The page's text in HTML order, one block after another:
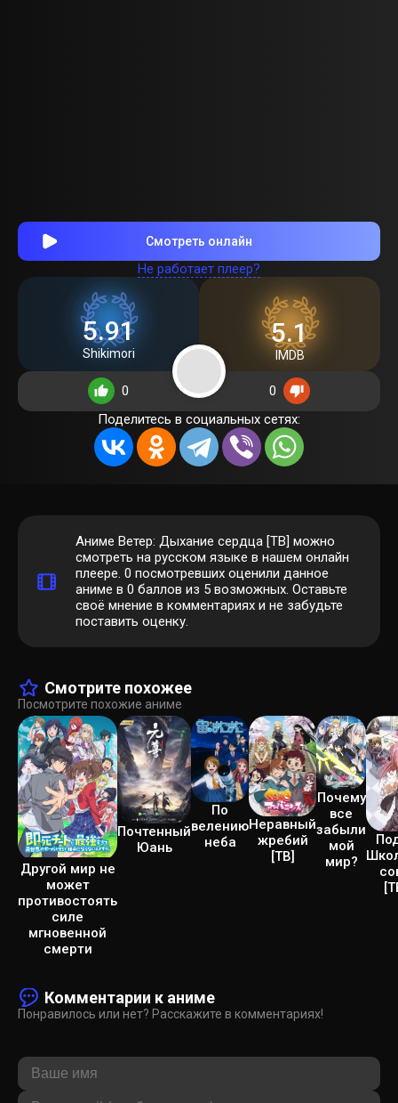
Смотреть онлайн
Не работает плеер?
5.91
Shikimori
5.1
IMDB
0
0
Поделитесь в социальных сетях:
Аниме Ветер: Дыхание сердца [ТВ] можно
смотреть на русском языке в нашем онлайн
плеере. 0 посмотревших оценили данное
аниме в 0 баллов из 5 возможных. Оставьте
своё мнение в комментариях и не забудьте
поставить оценку.
Смотрите похожее
Посмотрите похожие аниме
Другой мир не
может
противостоять
силе
мгновенной
смерти
Почтенный
Юань
По
велению
неба
Неравный
жребий
[ТВ]
Почему
все
забыли
мой
мир?
Комментарии к аниме
Понравилось или нет? Расскажите в комментариях!